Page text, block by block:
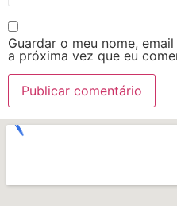
Guardar o meu nome,
a próxima vez que eu